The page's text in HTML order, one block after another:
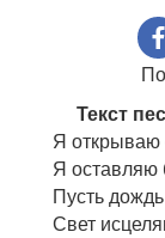
Текст
Я открываю
Я оставляю
Пусть
Свет